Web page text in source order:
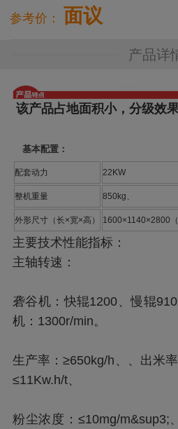
参考价： 面议
产品详
该产品占地面积小，分级效
基本配置：
配套动力 22KW
整机重量 850kg、
外形尺寸（长×宽×高） 1600×1140×2800（
主要技术性能指标：
主轴转速：
砻谷机：快辊1200、慢辊
机：1300r/min。
生产率：≥650kg/h、、出米
≤11Kw.h/t、
粉尘浓度：≤10mg/m&sup3;